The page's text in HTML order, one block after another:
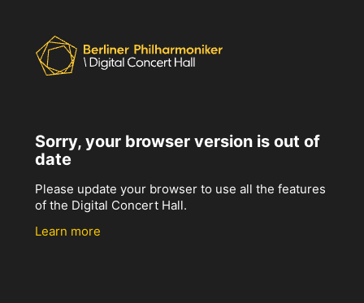
Sorry, your browser version is out of
date
Please update your browser to use all the features
of the Digital Concert Hall.
Learn more